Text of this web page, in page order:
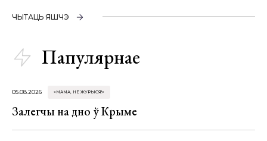
ЧЫТАЦЬ ЯШЧЭ
Папулярнае
05.08.2026 «МАМА, НЕ ЖУРЫСЯ!»
Залегчы на дно ў Крыме